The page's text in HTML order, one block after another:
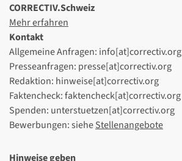
CORRECTIV.Schweiz
Mehr erfahren
Kontakt
Allgemeine Anfragen: info[at]correctiv.org
Presseanfragen: presse[at]correctiv.org
Redaktion: hinweise[at]correctiv.org
Faktencheck: faktencheck[at]correctiv.org
Spenden: unterstuetzen[at]correctiv.org
Bewerbungen: sieheStellenangebote
Hinweise geben